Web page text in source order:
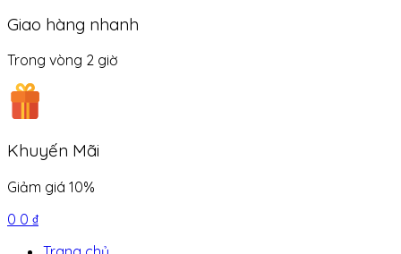
Giao hàng nhanh
Trong vòng 2 giờ
Khuyến Mãi
Giảm giá 10%
0 0 ₫